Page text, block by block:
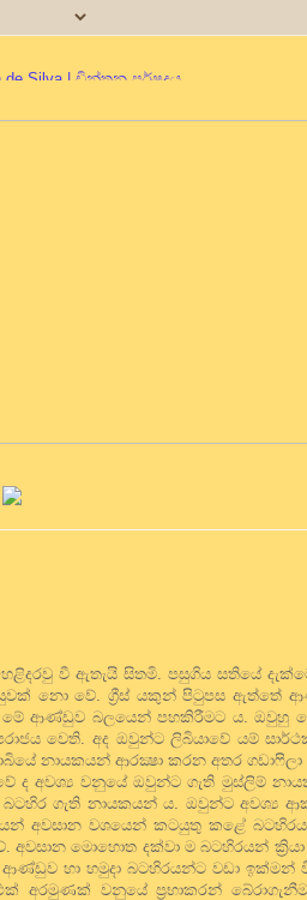
වී ඇතැයි සිතමි. පසුගිය සතියේ
නො වේ. ග්‍රීස් යකුන් පිටුපස ඇත්තේ
ආණ්ඩුව බලයෙන් පහකිරීමට ය. ඔවුහු
වෙති. අද ඔවුන්ට ලිබියාවේ යම්
නායකයන් ආරක්‍ෂා කරන අතර
ද අවශ්‍ය වනුයේ ඔවුන්ට ගැති මුස්ලිම්
ගැති නායකයන් ය. ඔවුන්ට අවශ්‍ය
අවසාන වශයෙන් කටයුතු කළේ
අවසාන මොහොත දක්වා ම බටහිරයන්
ආණ්ඩුව හා හමුදා බටහිරයන්ට වඩා
අරමුණක් වනුයේ ප්‍රභාකරන්